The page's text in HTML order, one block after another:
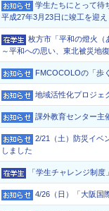
学生たちにとって待
平成27年3月23日に竣工を迎
枚方市「平和の燈火（
～平和への思い、東北被災地
FMCOCOLOの「歩
地域活性化プロジ
課外教育センター主
2/21（土）防災イベ
しました
「学生チャレンジ制
4/26（日）「大阪国